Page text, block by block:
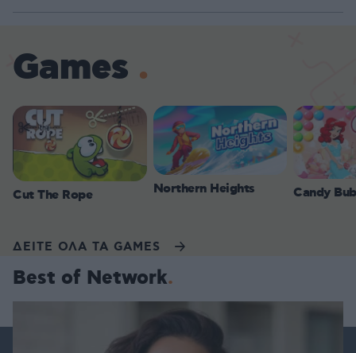
Games
Cut The Rope Northern Heights Candy
ΔΕΙΤΕ ΟΛΑ ΤΑ GAMES
Best of Network